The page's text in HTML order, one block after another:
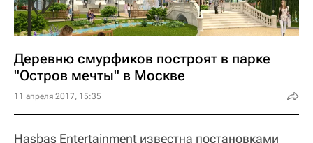
Деревню смурфиков построят в парке
"Остров мечты" в Москве
11 апреля 2017, 15:35
Hasbas Entertainment известна постановками